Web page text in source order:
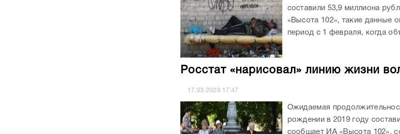
составили 53,9 миллиона
«Высота 102», такие данные
период с 1 февраля, когда
Росстат «нарисовал» линию жизни
17.03.2020 17:47
Ожидаемая
рождении в 2019 году
сообщает ИА «Высота 102»,